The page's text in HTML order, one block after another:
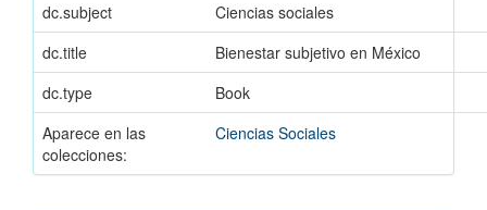
dc.subject
Ciencias sociales
dc.title
Bienestar subjetivo en México
dc.type
Book
Aparece en las
colecciones:
Ciencias Sociales